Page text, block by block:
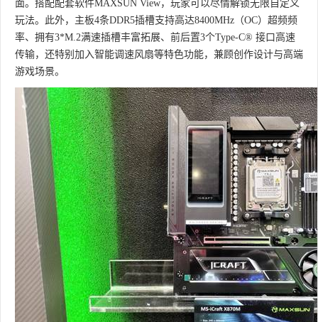
面。搭配配套软件MAXSUN View，玩家可以尽情解锁无限自定义
玩法。此外，主板4条DDR5插槽支持高达8400MHz（OC）超频频
率、拥有3*M.2满速插槽丰富拓展、前后置3个Type-C® 接口高速
传输，还特别加入智能调速风扇等特色功能，兼顾创作设计与高端
游戏场景。